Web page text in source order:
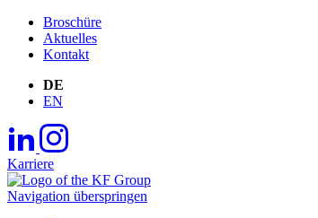
Broschüre
Aktuelles
Kontakt
DE
EN
Karriere
Navigation überspringen